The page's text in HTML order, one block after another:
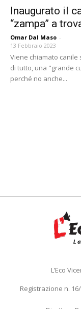
Inaugurato il
“zampa” a
Omar Dal Maso -
13 Febbraio 2023
Viene chiamato
di tutto, una "grande
perché no anche...
L’Eco
Registrazione n.